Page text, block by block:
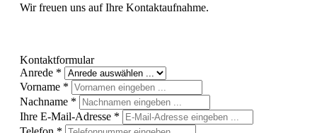
Wir freuen uns auf Ihre Kontaktaufnahme.
Kontaktformular
Anrede *
Vorname *
Nachname *
Ihre E-Mail-Adresse *